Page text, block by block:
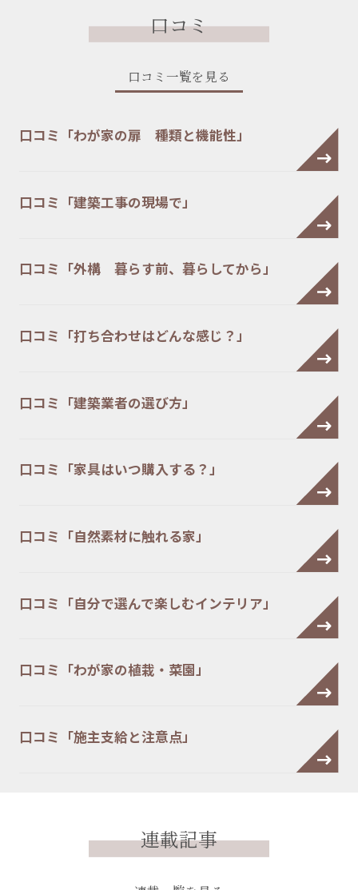
口コミ
口コミ一覧を見る
口コミ「わが家の扉 種類と機能性」
口コミ「建築工事の現場で」
口コミ「外構 暮らす前、暮らしてから」
口コミ「打ち合わせはどんな感じ？」
口コミ「建築業者の選び方」
口コミ「家具はいつ購入する？」
口コミ「自然素材に触れる家」
口コミ「自分で選んで楽しむインテリア」
口コミ「わが家の植栽・菜園」
口コミ「施主支給と注意点」
連載記事